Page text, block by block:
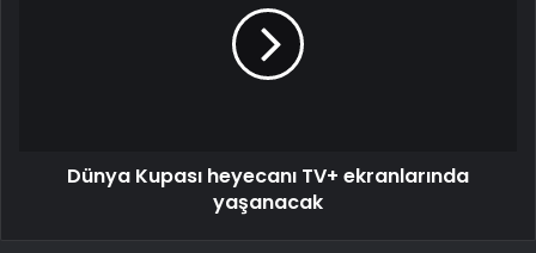
Dünya Kupası heyecanı TV+ ekranlarında
yaşanacak